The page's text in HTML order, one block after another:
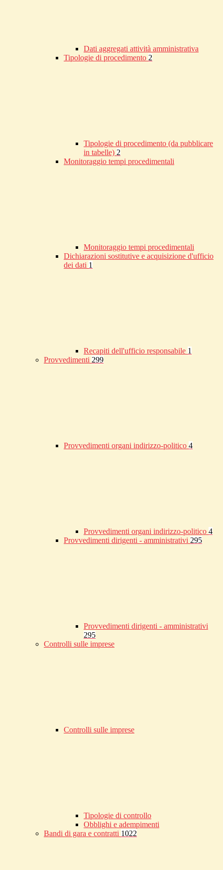
Dati aggregati attività amministrativa
Tipologie di procedimento 2
Tipologie di procedimento (da pubblicare
in tabelle) 2
Monitoraggio tempi procedimentali
Monitoraggio tempi procedimentali
Dichiarazioni sostitutive e acquisizione d'ufficio
dei dati 1
Recapiti dell'ufficio responsabile 1
Provvedimenti 299
Provvedimenti organi indirizzo-politico 4
Provvedimenti organi indirizzo-politico 4
Provvedimenti dirigenti - amministrativi 295
Provvedimenti dirigenti - amministrativi
295
Controlli sulle imprese
Controlli sulle imprese
Tipologie di controllo
Obblighi e adempimenti
Bandi di gara e contratti 1022